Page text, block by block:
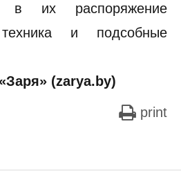
в их распоряжение
техника и подсобные
(zarya.by)
print